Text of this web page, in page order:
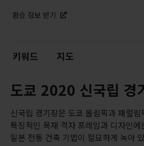
환승 정보 받기
키워드 지도
도쿄 2020 신국립 경
신국립 경기장은 도쿄 올림픽과 패럴
특징적인 목재 격자 프레임과 디자인
일본 전통 건축 기법이 절묘하게 녹아